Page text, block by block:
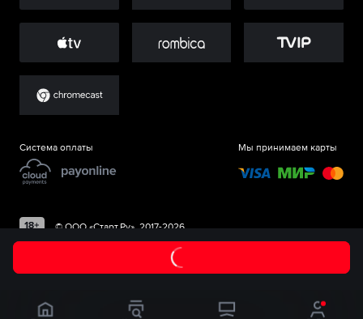
Система оплаты Мы принимаем карты
©ООО «Старт.Ру», 2017-2026